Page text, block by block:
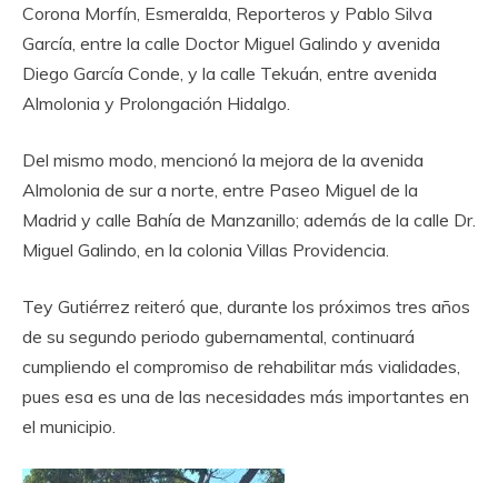
Corona Morfín, Esmeralda, Reporteros y Pablo Silva
García, entre la calle Doctor Miguel Galindo y avenida
Diego García Conde, y la calle Tekuán, entre avenida
Almolonia y Prolongación Hidalgo.
Del mismo modo, mencionó la mejora de la avenida
Almolonia de sur a norte, entre Paseo Miguel de la
Madrid y calle Bahía de Manzanillo; además de la calle Dr.
Miguel Galindo, en la colonia Villas Providencia.
Tey Gutiérrez reiteró que, durante los próximos tres años
de su segundo periodo gubernamental, continuará
cumpliendo el compromiso de rehabilitar más vialidades,
pues esa es una de las necesidades más importantes en
el municipio.